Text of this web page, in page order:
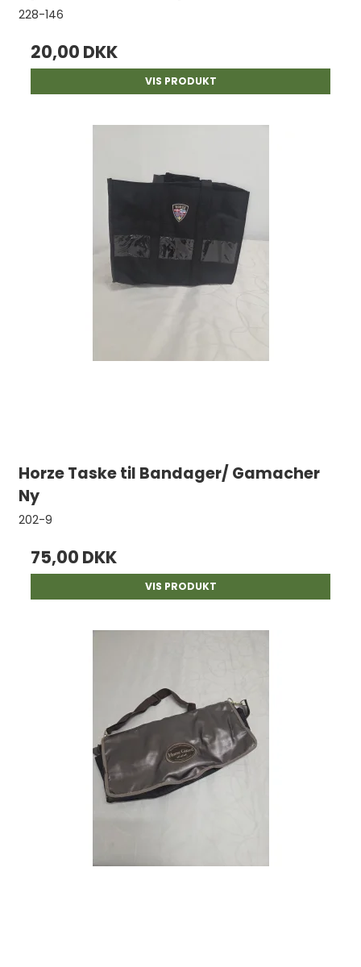
228-146
20,00 DKK
VIS PRODUKT
Horze Taske til Bandager/ Gamacher
Ny
202-9
75,00 DKK
VIS PRODUKT